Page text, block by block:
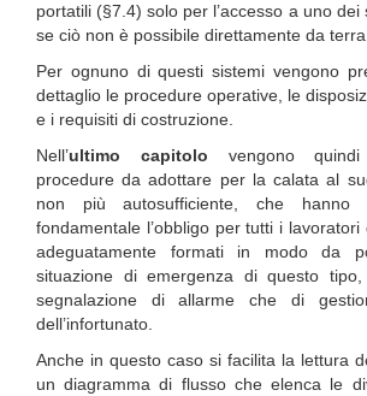
portatili (§7.4) solo per l’accesso a uno
se ciò non è possibile direttamente da
Per ognuno di questi sistemi vengono
dettaglio le procedure operative, le
e i requisiti di costruzione.
Nell’ultimo capitolo vengono
procedure da adottare per la calata al
non più autosufficiente, che hanno
fondamentale l’obbligo per tutti i
adeguatamente formati in modo da
situazione di emergenza di questo
segnalazione di allarme che di
dell’infortunato.
Anche in questo caso si facilita la lettura
un diagramma di flusso che elenca le